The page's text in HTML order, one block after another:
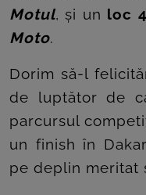
Motul, și un loc
Moto.
Dorim să-l
de luptător de
parcursul
un finish în
pe deplin meritat